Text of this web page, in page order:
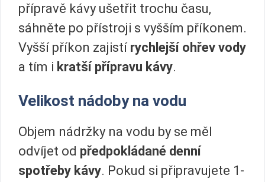
přípravě kávy ušetřit trochu času,
sáhněte po přístroji s vyšším příkonem.
Vyšší příkon zajistí rychlejší ohřev vody
a tím i kratší přípravu kávy.
Velikost nádoby na vodu
Objem nádržky na vodu by se měl
odvíjet od předpokládané denní
spotřeby kávy. Pokud si připravujete 1-